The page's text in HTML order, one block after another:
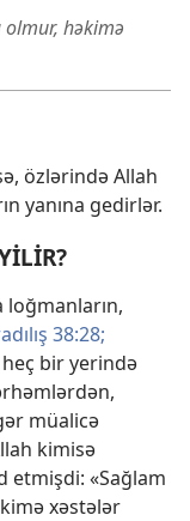
olmur, həkimə
özlərində Allah
yanına gedirlər.
loğmanların,
38:28;
bir yerində
müalicə
kimisə
etmişdi: «Sağlam
xəstələr